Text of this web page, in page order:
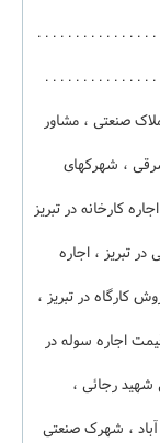
- تلفن دفتر 04133366400 - . . . . . . . . . . . . . . . . . .
. . . . . . . . . . . . . .
صنعتی ، مشاور
، شهرکهای
کارخانه در تبریز
تبریز ، اجاره
کارگاه در تبریز ،
اجاره سوله در
شهید رجائی ،
، شهرک صنعتی